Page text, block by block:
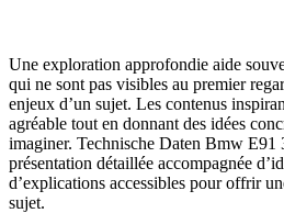
Une exploration approfondie aide
qui ne sont pas visibles au premier
enjeux d’un sujet. Les contenus
agréable tout en donnant des idées
imaginer. Technische Daten Bmw E91
présentation détaillée accompagnée
d’explications accessibles pour offrir
sujet.